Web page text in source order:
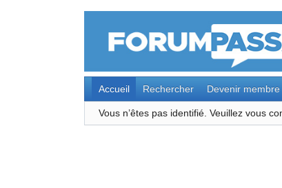
Accueil Rechercher Devenir membre
Vous n’êtes pas identifié. Veuillez vous